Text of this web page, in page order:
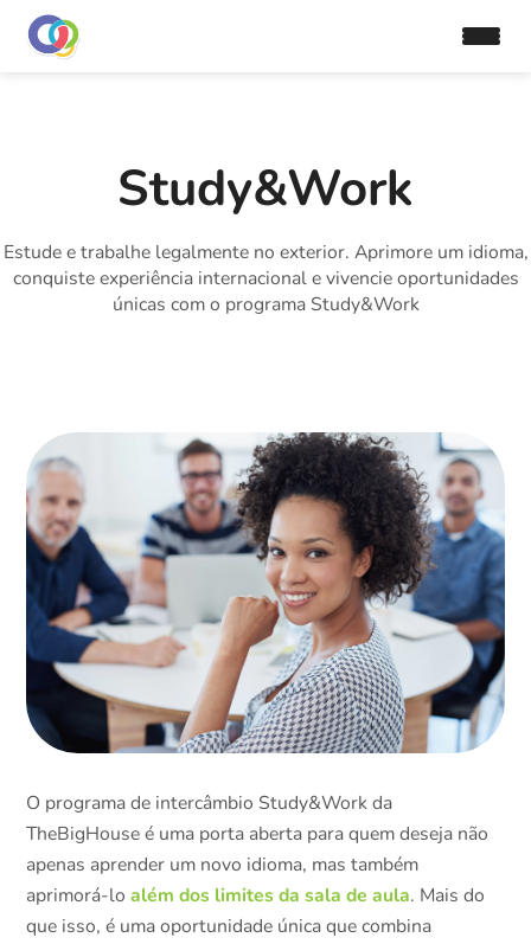
Study&Work
Estude e trabalhe legalmente no exterior. Aprimore um idioma,
conquiste experiência internacional e vivencie oportunidades
únicas com o programa Study&Work
O programa de intercâmbio Study&Work da
TheBigHouse é uma porta aberta para quem deseja não
apenas aprender um novo idioma, mas também
aprimorá-loalém dos limites da sala de aula. Mais do
que isso, é uma oportunidade única que combina